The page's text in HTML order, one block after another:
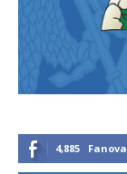
4,885 Fanova